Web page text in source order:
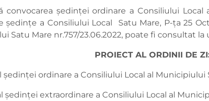
convocarea ședinței ordinare a Consiliului
ședințe a Consiliului Local Satu Mare, P-ța 25
Satu Mare nr.757/23.06.2022, poate fi consultat
PROIECT AL ORDINII DE
ședinței ordinare a Consiliului Local al Municipiului
ședinței extraordinare a Consiliului Local al